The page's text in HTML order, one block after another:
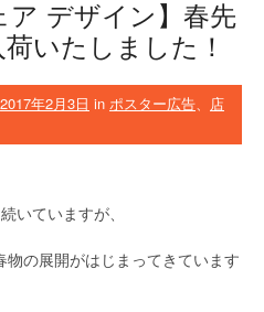
ア デザイン】春先
いたしました！
2017年2月3日 in ポスター広告、 店
いていますが、
の展開がはじまってきています